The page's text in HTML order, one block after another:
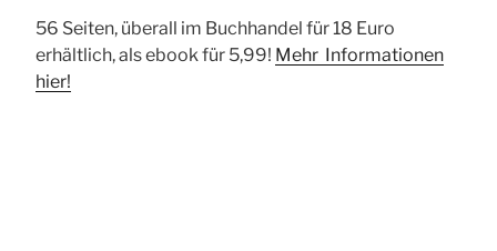
56 Seiten, überall im Buchhandel für 18 Euro
erhältlich, als ebook für 5,99! Mehr Informationen
hier!